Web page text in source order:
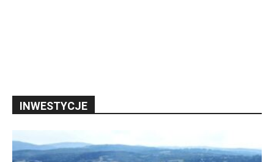
INWESTYCJE